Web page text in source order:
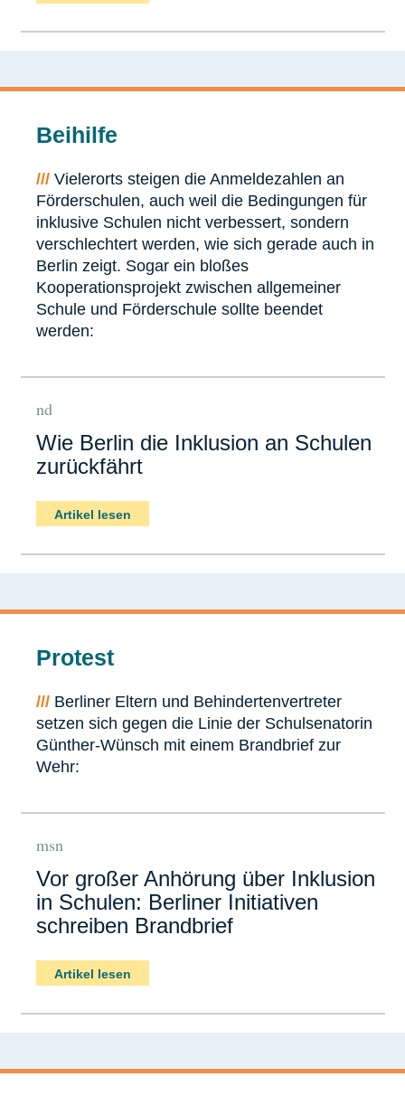
Beihilfe
/// Vielerorts steigen die Anmeldezahlen an
Förderschulen, auch weil die Bedingungen für
inklusive Schulen nicht verbessert, sondern
verschlechtert werden, wie sich gerade auch in
Berlin zeigt. Sogar ein bloßes
Kooperationsprojekt zwischen allgemeiner
Schule und Förderschule sollte beendet
werden:
nd
Wie Berlin die Inklusion an Schulen
zurückfährt
Artikel lesen
Protest
/// Berliner Eltern und Behindertenvertreter
setzen sich gegen die Linie der Schulsenatorin
Günther-Wünsch mit einem Brandbrief zur
Wehr:
msn
Vor großer Anhörung über Inklusion
in Schulen: Berliner Initiativen
schreiben Brandbrief
Artikel lesen